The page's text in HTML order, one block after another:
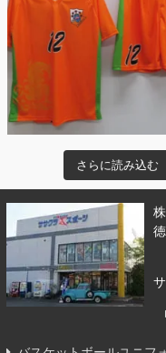
さらに読み込む